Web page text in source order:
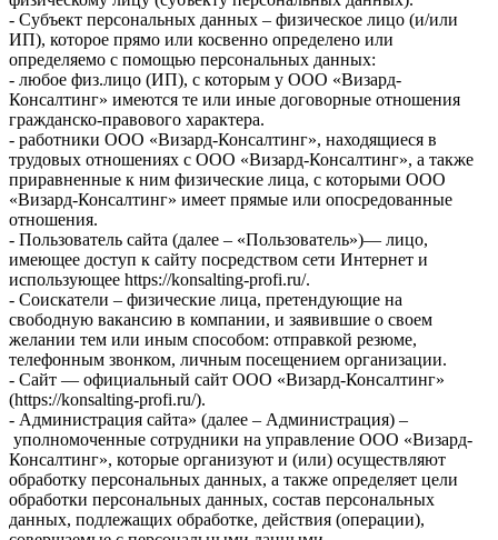
- Субъект персональных данных – физическое лицо (и/или
ИП), которое прямо или косвенно определено или
определяемо с помощью персональных данных:
- любое физ.лицо (ИП), с которым у ООО «Визард-
Консалтинг» имеются те или иные договорные отношения
гражданско-правового характера.
- работники ООО «Визард-Консалтинг», находящиеся в
трудовых отношениях с ООО «Визард-Консалтинг», а также
приравненные к ним физические лица, с которыми ООО
«Визард-Консалтинг» имеет прямые или опосредованные
отношения.
- Пользователь сайта (далее – «Пользователь»)— лицо,
имеющее доступ к сайту посредством сети Интернет и
использующее https://konsalting-profi.ru/.
- Соискатели – физические лица, претендующие на
свободную вакансию в компании, и заявившие о своем
желании тем или иным способом: отправкой резюме,
телефонным звонком, личным посещением организации.
- Сайт — официальный сайт ООО «Визард-Консалтинг»
(https://konsalting-profi.ru/).
- Администрация сайта» (далее – Администрация) –
уполномоченные сотрудники на управление ООО «Визард-
Консалтинг», которые организуют и (или) осуществляют
обработку персональных данных, а также определяет цели
обработки персональных данных, состав персональных
данных, подлежащих обработке, действия (операции),